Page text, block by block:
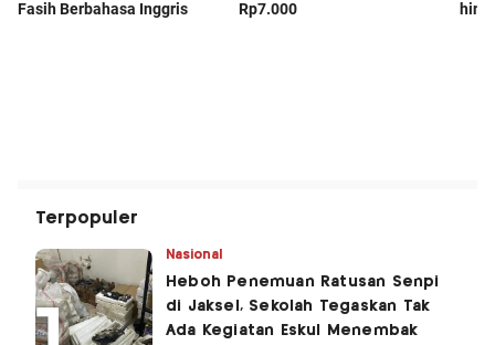
Terpopuler
Nasional
Heboh Penemuan Ratusan Senpi
di Jaksel, Sekolah Tegaskan Tak
Ada Kegiatan Eskul Menembak